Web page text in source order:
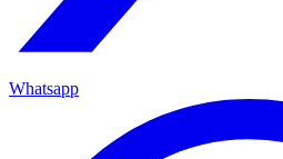
Whatsapp